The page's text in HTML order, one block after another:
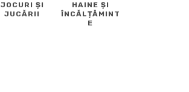
JOCURI ȘI
JUCĂRII
HAINE ȘI
ÎNCĂLȚĂMINT
E